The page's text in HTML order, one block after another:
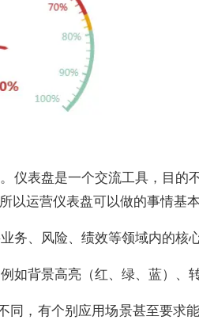
表盘是一个交流工具，目
运营仪表盘可以做的事情基
、风险、绩效等领域内的核
背景高亮（红、绿、蓝）、
，有个别应用场景甚至要求